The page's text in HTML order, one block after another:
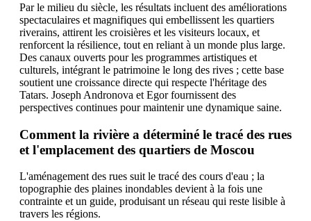
Par le milieu du siècle, les résultats incluent des améliorations
spectaculaires et magnifiques qui embellissent les quartiers
riverains, attirent les croisières et les visiteurs locaux, et
renforcent la résilience, tout en reliant à un monde plus large.
Des canaux ouverts pour les programmes artistiques et
culturels, intégrant le patrimoine le long des rives ; cette base
soutient une croissance directe qui respecte l'héritage des
Tatars. Joseph Andronova et Egor fournissent des
perspectives continues pour maintenir une dynamique saine.
Comment la rivière a déterminé le tracé des rues
et l'emplacement des quartiers de Moscou
L'aménagement des rues suit le tracé des cours d'eau ; la
topographie des plaines inondables devient à la fois une
contrainte et un guide, produisant un réseau qui reste lisible à
travers les régions.